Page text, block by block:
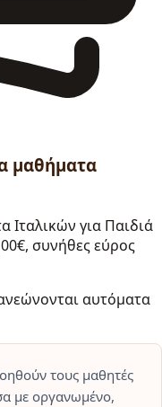
μαθήματα
Ιταλικών για Παιδιά
συνήθες εύρος
αυτόματα
τους μαθητές
με οργανωμένο,